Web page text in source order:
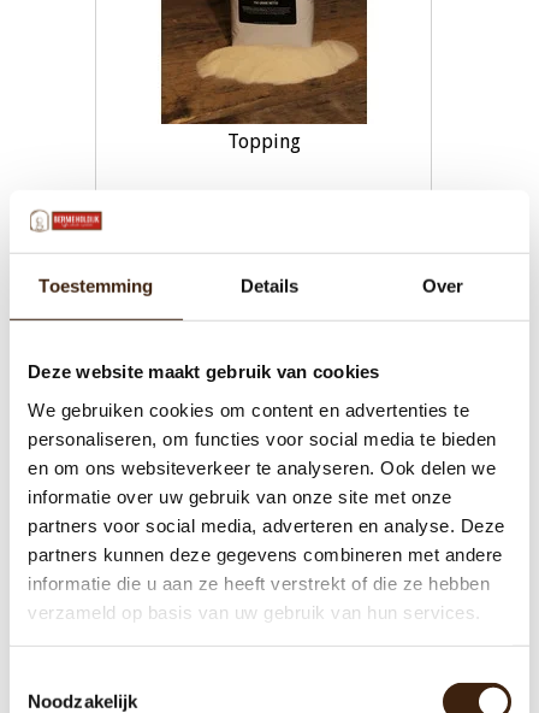
Toestemming Details Over
Deze website maakt gebruik van cookies
We gebruiken cookies om content en advertenties te
personaliseren, om functies voor social media te bieden
en om ons websiteverkeer te analyseren. Ook delen we
informatie over uw gebruik van onze site met onze
partners voor social media, adverteren en analyse. Deze
partners kunnen deze gegevens combineren met andere
informatie die u aan ze heeft verstrekt of die ze hebben
verzameld op basis van uw gebruik van hun services.
Noodzakelijk
Topping
Toevoegen aan winkelwagen